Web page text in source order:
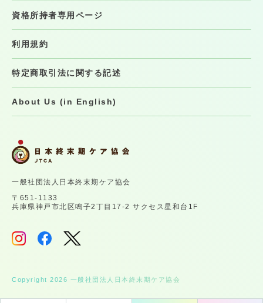
一般社団法人日本終末期ケア協会
〒651-1133
兵庫県神戸市北区鳴子2丁目17-2 サクセス星和台1F
Copyright 2026 一般社団法人日本終末期ケア協会
資格所持者専用ページ
利用規約
特定商取引法に関する記述
About Us (in English)